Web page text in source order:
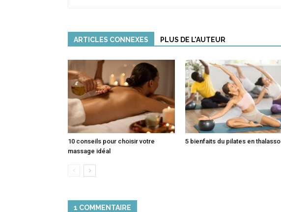
ARTICLES CONNEXES PLUS DE L'AUTEUR
10 conseils pour choisir votre
massage idéal
5 bienfaits du pilates en thalasso
1 COMMENTAIRE